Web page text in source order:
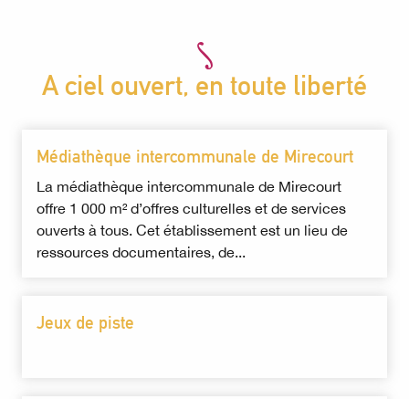
A ciel ouvert, en toute liberté
Médiathèque intercommunale de Mirecourt
La médiathèque intercommunale de Mirecourt
offre 1 000 m² d’offres culturelles et de services
ouverts à tous. Cet établissement est un lieu de
ressources documentaires, de...
Jeux de piste